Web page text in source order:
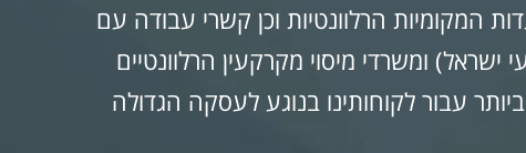
המקומיות הרלוונטיות וכן קשרי עבודה עם
ומשרדי מיסוי מקרקעין הרלוונטיים
עבור לקוחותינו בנוגע לעסקה הגדולה